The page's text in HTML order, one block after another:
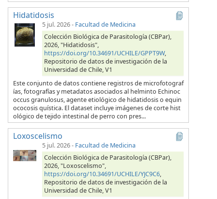
Hidatidosis
5 jul. 2026- Facultad de Medicina
Colección Biológica de Parasitología (CBPar),
2026, "Hidatidosis",
https://doi.org/10.34691/UCHILE/GPPT9W,
Repositorio de datos de investigación de la
Universidad de Chile, V1
Este conjunto de datos contiene registros de microfotograf
ías, fotografías y metadatos asociados al helminto Echinoc
occus granulosus, agente etiológico de hidatidosis o equin
ococosis quística. El dataset incluye imágenes de corte hist
ológico de tejido intestinal de perro con pres...
Loxoscelismo
5 jul. 2026- Facultad de Medicina
Colección Biológica de Parasitología (CBPar),
2026, "Loxoscelismo",
https://doi.org/10.34691/UCHILE/YJC9C6,
Repositorio de datos de investigación de la
Universidad de Chile, V1